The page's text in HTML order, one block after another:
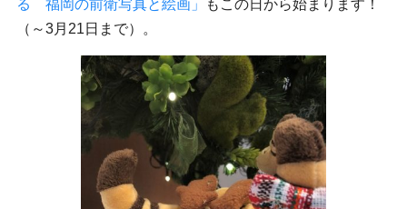
る 福岡の前衛写真と絵画」
もこの日から始まります！
（～3月21日まで）。